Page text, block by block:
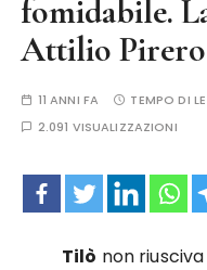
fomidabile.
Attilio Pirero
11 ANNI FA TEMPO DI
2.091 VISUALIZZAZIONI
Tilò non